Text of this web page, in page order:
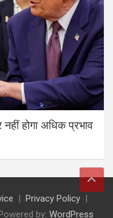
नहीं होगा अधिक प्रभाव
Privacy Policy
by: WordPress